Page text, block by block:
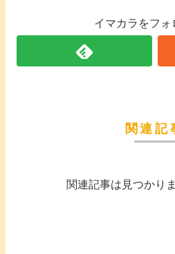
イマカラをフォ
関連記
関連記事は見つかり